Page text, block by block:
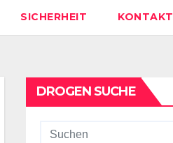
SICHERHEIT KONTAKT
DROGEN SUCHE